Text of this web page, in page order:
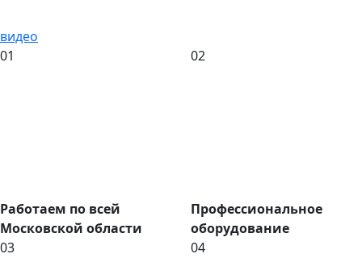
видео
01
Работаем по всей
Московской области
02
Профессиональное
оборудование
03
04